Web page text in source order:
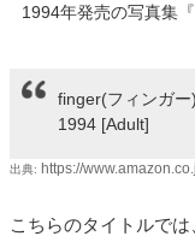
1994年発売の写真集『
finger(フィンガ
1994 [Adult]
出典: https://
こちらのタイトルで